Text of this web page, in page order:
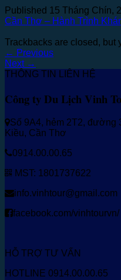
Published 15 Tháng Chín,
Cần Thơ – Hành Trình
Trackbacks are closed, but
← Previous
Next →
THÔNG TIN LIÊN HỆ
Công ty Du Lịch Vinh
Số 9A4, hẻm 2T2, đường
Kiều, Cần Thơ
0914.00.00.65
MST: 1801737622
info.vinhtour@gmail.com
facebook.com/vinhtourvn/
HỖ TRỢ TƯ VẤN
HOTLINE 0914.00.00.65